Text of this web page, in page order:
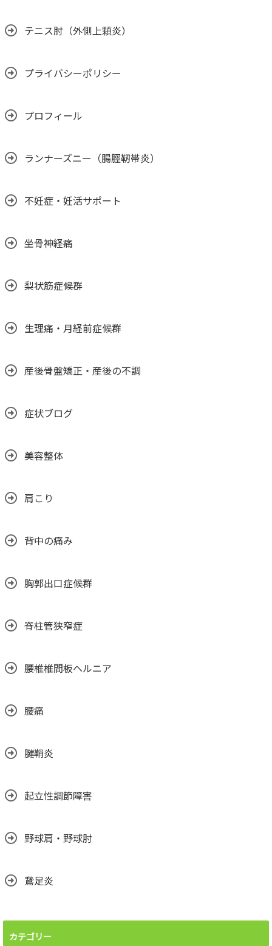
テニス肘（外側上顆炎）
プライバシーポリシー
プロフィール
ランナーズニー（腸脛靭帯炎）
不妊症・妊活サポート
坐骨神経痛
梨状筋症候群
生理痛・月経前症候群
産後骨盤矯正・産後の不調
症状ブログ
美容整体
肩こり
背中の痛み
胸郭出口症候群
脊柱管狭窄症
腰椎椎間板ヘルニア
腰痛
腱鞘炎
起立性調節障害
野球肩・野球肘
鵞足炎
カテゴリー